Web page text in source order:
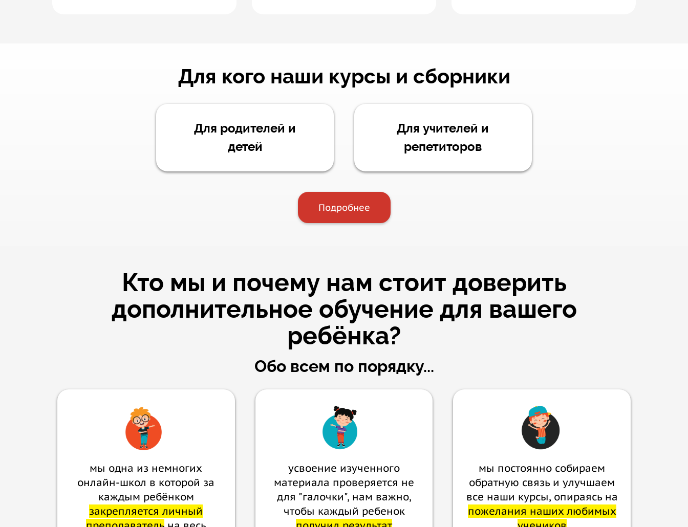
Для кого наши курсы и сборники
Для родителей и
детей
Для учителей и
репетиторов
Подробнее
Кто мы и почему нам стоит доверить
дополнительное обучение для вашего
ребёнка?
Обо всем по порядку...
мы одна из немногих
онлайн-школ в которой за
каждым ребёнком
закрепляется личный
усвоение изученного
материала проверяется не
для "галочки", нам важно,
чтобы каждый ребенок
мы постоянно собираем
обратную связь и улучшаем
все наши курсы, опираясь на
пожелания наших любимых